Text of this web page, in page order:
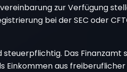
zur Verfügung
bei der SEC oder
steuerpflichtig. Das Finanzamt
Einkommen aus freiberuflicher